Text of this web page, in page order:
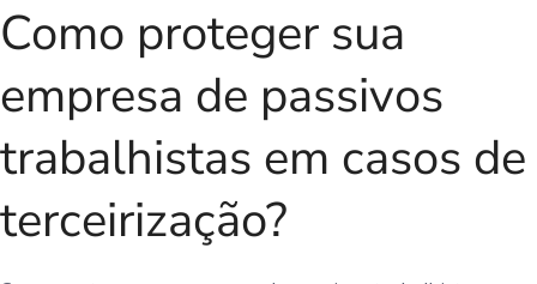
Como proteger sua
empresa de passivos
trabalhistas em casos de
terceirização?